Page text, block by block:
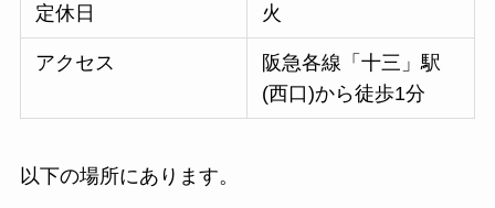
定休日 火
アクセス
阪急各線「十三」駅
(西口)から徒歩1分
以下の場所にあります。